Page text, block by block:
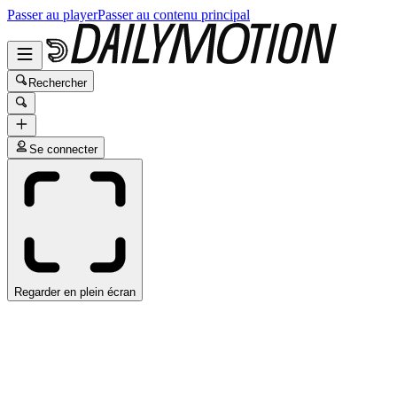
Passer au playerPasser au contenu principal
Rechercher
Se connecter
Regarder en plein écran